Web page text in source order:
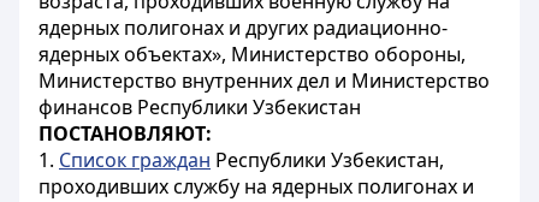
ядерных полигонах и других радиационно-
ядерных объектах», Министерство обороны,
Министерство внутренних дел и Министерство
финансов Республики Узбекистан
ПОСТАНОВЛЯЮТ:
1. Список граждан Республики Узбекистан,
проходивших службу на ядерных полигонах и